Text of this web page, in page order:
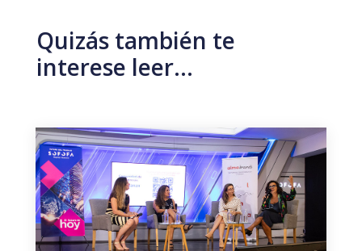
Quizás también te
interese leer…